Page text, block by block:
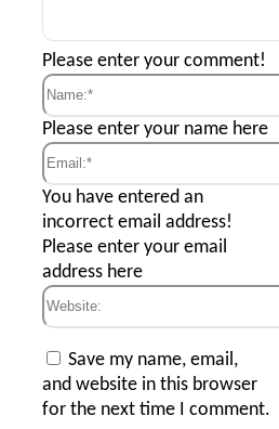
Comment:
Please enter your comment!
Name:*
Please enter your name here
Email:*
You have entered an
incorrect email address!
Please enter your email
address here
Save my name, email,
and website in this browser
for the next time I comment.